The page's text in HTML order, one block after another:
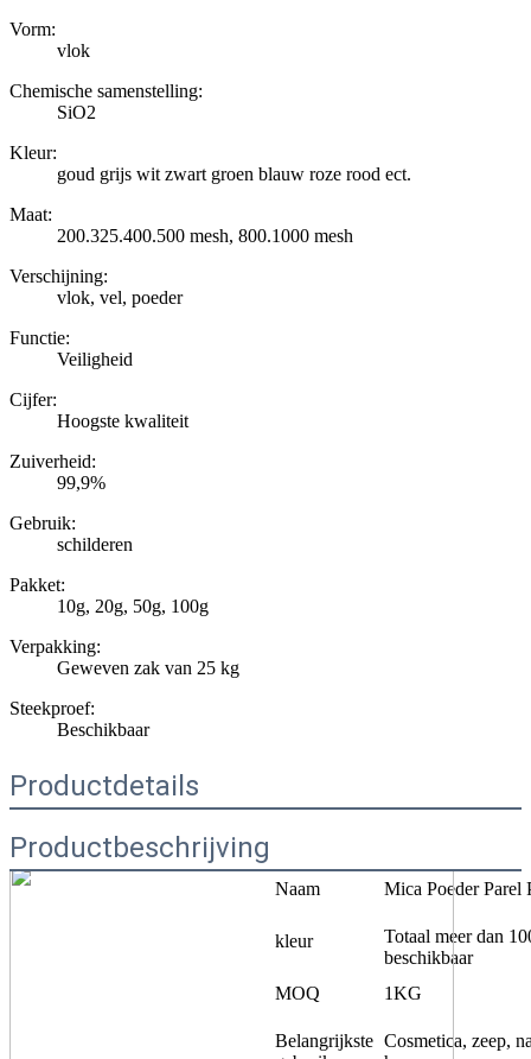
Vorm:
vlok
Chemische samenstelling:
SiO2
Kleur:
goud grijs wit zwart groen blauw roze rood ect.
Maat:
200.325.400.500 mesh, 800.1000 mesh
Verschijning:
vlok, vel, poeder
Functie:
Veiligheid
Cijfer:
Hoogste kwaliteit
Zuiverheid:
99,9%
Gebruik:
schilderen
Pakket:
10g, 20g, 50g, 100g
Verpakking:
Geweven zak van 25 kg
Steekproef:
Beschikbaar
Productdetails
Productbeschrijving
Naam Mica Poeder Parel
kleur
Totaal meer dan
beschikbaar
MOQ
1KG
Belangrijkste Cosmetica, zeep,